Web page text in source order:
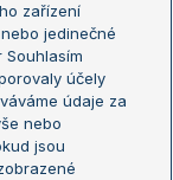
7
5
1.14
6
3
6
4
zařízení
jedinečné
Souhlasím
účely
údaje za
nebo
jsou